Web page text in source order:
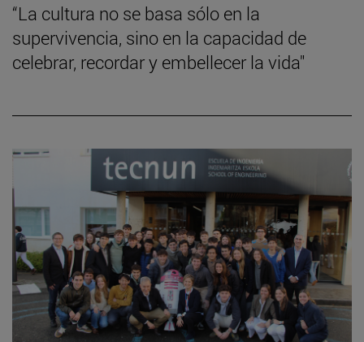
“La cultura no se basa sólo en la
supervivencia, sino en la capacidad de
celebrar, recordar y embellecer la vida"